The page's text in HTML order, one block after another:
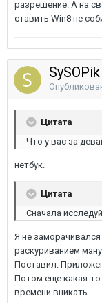
разрешение. А на
ставить Win8 не
SySOPik
Цитата
Что у вас за
нетбук.
Цитата
Сначала
Я не
раскуриванием
Поставил.
Потом еще какая-
времени вникать.